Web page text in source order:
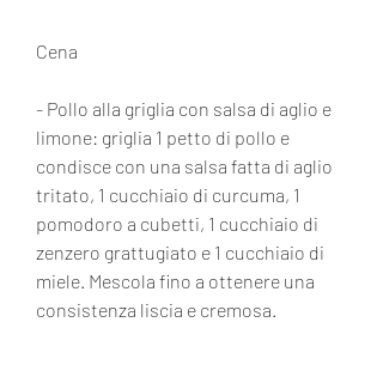
Cena
- Pollo alla griglia con salsa di aglio e
limone: griglia 1 petto di pollo e
condisce con una salsa fatta di aglio
tritato, 1 cucchiaio di curcuma, 1
pomodoro a cubetti, 1 cucchiaio di
zenzero grattugiato e 1 cucchiaio di
miele. Mescola fino a ottenere una
consistenza liscia e cremosa.